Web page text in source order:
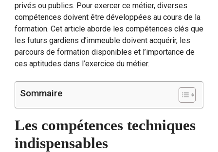
privés ou publics. Pour exercer ce métier, diverses
compétences doivent être développées au cours de la
formation. Cet article aborde les compétences clés que
les futurs gardiens d’immeuble doivent acquérir, les
parcours de formation disponibles et l’importance de
ces aptitudes dans l’exercice du métier.
Sommaire
Les compétences techniques
indispensables